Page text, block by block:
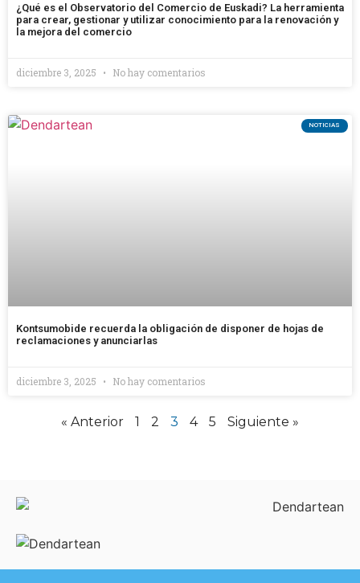
¿Qué es el Observatorio del Comercio de Euskadi? La herramienta
para crear, gestionar y utilizar conocimiento para la renovación y
la mejora del comercio
diciembre 3, 2025 No hay comentarios
NOTICIAS
Kontsumobide recuerda la obligación de disponer de hojas de
reclamaciones y anunciarlas
diciembre 3, 2025 No hay comentarios
« Anterior 1 2 3 4 5 Siguiente »